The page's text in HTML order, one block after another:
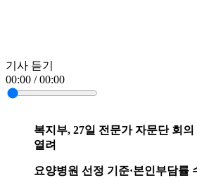
기사 듣기
00:00 / 00:00
복지부, 27일 전문가 자문단 회
열려
요양병원 선정 기준·본인부담률